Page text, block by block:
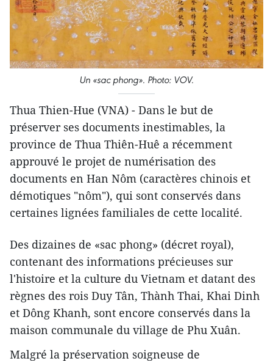
Un «sac phong». Photo: VOV.
Thua Thien-Hue (VNA) - Dans le but de
préserver ses documents inestimables, la
province de Thua Thiên-Huê a récemment
approuvé le projet de numérisation des
documents en Han Nôm (caractères chinois et
démotiques "nôm"), qui sont conservés dans
certaines lignées familiales de cette localité.
Des dizaines de «sac phong» (décret royal),
contenant des informations précieuses sur
l'histoire et la culture du Vietnam et datant des
règnes des rois Duy Tân, Thành Thai, Khai Dinh
et Dông Khanh, sont encore conservés dans la
maison communale du village de Phu Xuân.
Malgré la préservation soigneuse de